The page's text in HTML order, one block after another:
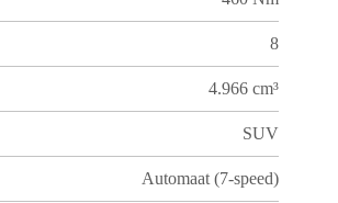
8
4.966 cm³
SUV
Automaat (7-speed)